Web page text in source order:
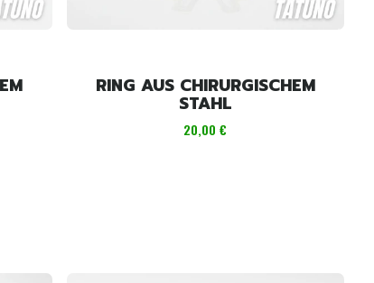
RING AUS CHIRURGISCHEM
STAHL
Preis
20,00 €